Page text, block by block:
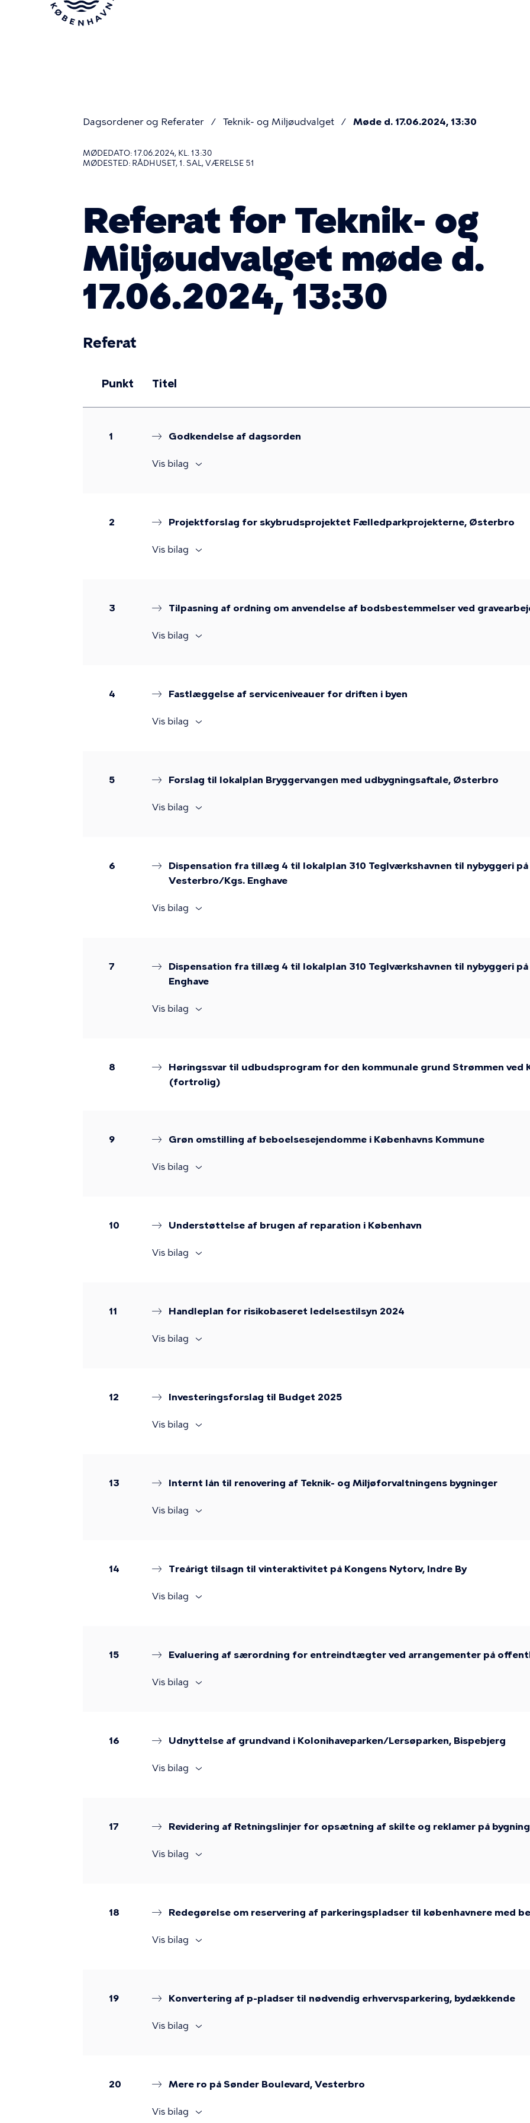
Dagsordener og Referater Teknik- og Miljøudvalget Møde d. 17.06.2024, 13:30
MØDEDATO: 17.06.2024, KL. 13:30
MØDESTED: RÅDHUSET, 1. SAL, VÆRELSE 51
Referat for Teknik- og
Miljøudvalget møde d.
17.06.2024, 13:30
Referat
Punkt Titel
1 Godkendelse af dagsorden
Vis bilag
2 Projektforslag for skybrudsprojektet Fælledparkprojekterne, Østerbro
Vis bilag
3 Tilpasning af ordning om anvendelse af bodsbestemmelser ved
Vis bilag
4 Fastlæggelse af serviceniveauer for driften i byen
Vis bilag
5 Forslag til lokalplan Bryggervangen med udbygningsaftale, Østerbro
Vis bilag
6
Dispensation fra tillæg 4 til lokalplan 310 Teglværkshavnen til nybyggeri på
Vesterbro/Kgs. Enghave
Vis bilag
7
Dispensation fra tillæg 4 til lokalplan 310 Teglværkshavnen til nybyggeri
Enghave
Vis bilag
8
Høringssvar til udbudsprogram for den kommunale grund Strømmen ved
(fortrolig)
9 Grøn omstilling af beboelsesejendomme i Københavns Kommune
Vis bilag
10 Understøttelse af brugen af reparation i København
Vis bilag
11 Handleplan for risikobaseret ledelsestilsyn 2024
Vis bilag
12 Investeringsforslag til Budget 2025
Vis bilag
13 Internt lån til renovering af Teknik- og Miljøforvaltningens bygninger
Vis bilag
14 Treårigt tilsagn til vinteraktivitet på Kongens Nytorv, Indre By
Vis bilag
15 Evaluering af særordning for entreindtægter ved arrangementer på
Vis bilag
16 Udnyttelse af grundvand i Kolonihaveparken/Lersøparken, Bispebjerg
Vis bilag
17 Revidering af Retningslinjer for opsætning af skilte og reklamer på
Vis bilag
18 Redegørelse om reservering af parkeringspladser til københavnere med
Vis bilag
19 Konvertering af p-pladser til nødvendig erhvervsparkering, bydækkende
Vis bilag
20 Mere ro på Sønder Boulevard, Vesterbro
Vis bilag